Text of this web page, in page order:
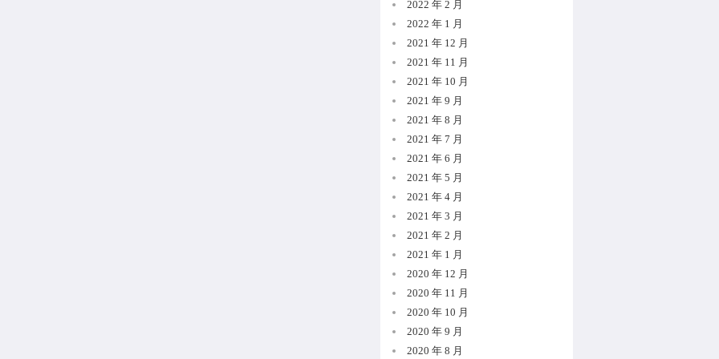
2022 年 2 月
2022 年 1 月
2021 年 12 月
2021 年 11 月
2021 年 10 月
2021 年 9 月
2021 年 8 月
2021 年 7 月
2021 年 6 月
2021 年 5 月
2021 年 4 月
2021 年 3 月
2021 年 2 月
2021 年 1 月
2020 年 12 月
2020 年 11 月
2020 年 10 月
2020 年 9 月
2020 年 8 月